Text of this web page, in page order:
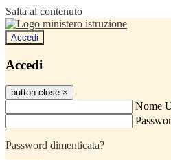
Salta al contenuto
Accedi
Accedi
button close ×
Nome
Password dimenticata?